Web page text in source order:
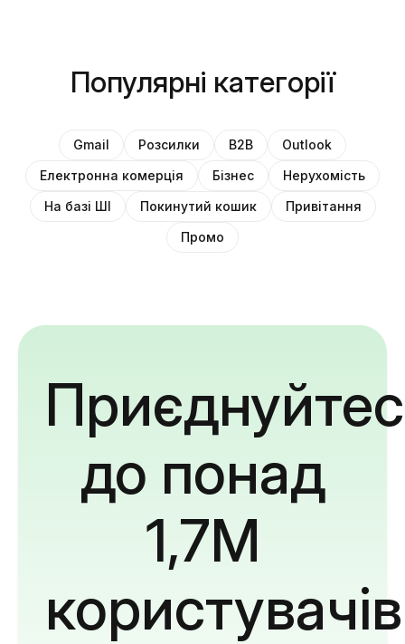
Популярні категорії
Gmail Розсилки B2B
Outlook
Електронна комерція
Бізнес
Нерухомість
На базі ШІ
Покинутий кошик
Привітання
Промо
до понад
1,7M
користувачів